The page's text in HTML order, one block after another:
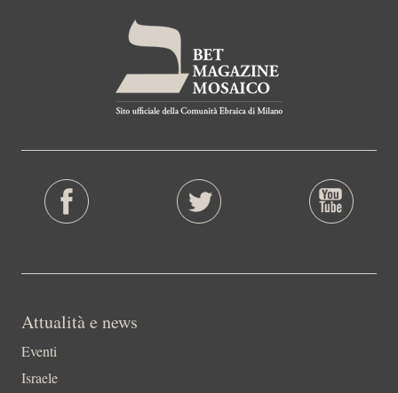
Attualità e news
Eventi
Israele